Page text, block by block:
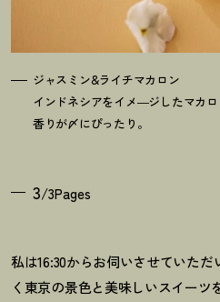
ジャスミン&ライチマカロン
インドネシアをイメ―ジしたマカ
香りが〆にぴったり。
3/3Pages
私は16:30からお伺いさせていた
く東京の景色と美味しいスイーツ